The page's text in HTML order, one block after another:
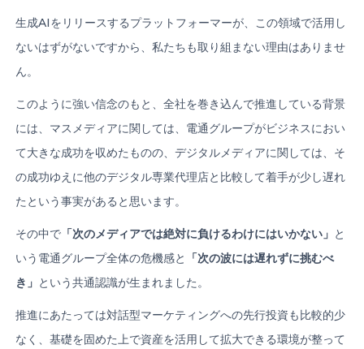
生成AIをリリースするプラットフォーマーが、この領域で活用し
ないはずがないですから、私たちも取り組まない理由はありませ
ん。
このように強い信念のもと、全社を巻き込んで推進している背景
には、マスメディアに関しては、電通グループがビジネスにおい
て大きな成功を収めたものの、デジタルメディアに関しては、そ
の成功ゆえに他のデジタル専業代理店と比較して着手が少し遅れ
たという事実があると思います。
その中で 「次のメディアでは絶対に負けるわけにはいかない」 と
いう電通グループ全体の危機感と
「次の波には遅れずに挑むべ
き」 という共通認識が生まれました。
推進にあたっては対話型マーケティングへの先行投資も比較的少
なく、基礎を固めた上で資産を活用して拡大できる環境が整って